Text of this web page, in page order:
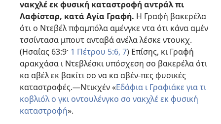
νακχλέ εκ φυσική καταστροφή αντράλ πι
Λαφίσταρ, κατά Αγία Γραφή. Η Γραφή βακερέλα
ότι ο Ντεβέλ πφαμπόλα αμένγκε ντα ότι κάνα αμέν
τσσίντασα μπουτ ανταβά ανέλα λέσκε ντουκχ.
(Ησαΐας 63:9· 1 Πέτρου 5:6, 7) Επίσης, κι Γραφή
αρακχάσα ι Ντεβλέσκι υπόσχεση σο βακερέλα ότι
κα αβέλ εκ βακίτι σο να κα αβέν-πες φυσικές
καταστροφές.—Ντικχέν «Εδάφια ι Γραφιάκε για τι
κοβλιόλ ο γκι οντουλένγκο σο νακχλέ εκ φυσική
καταστροφή».